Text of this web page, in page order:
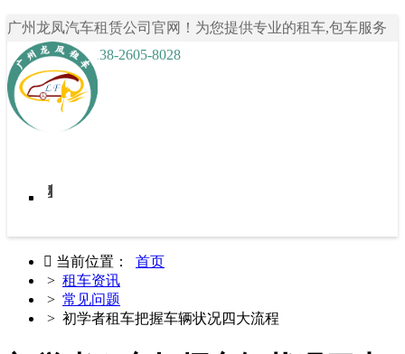
广州龙凤汽车租赁公司官网！为您提供专业的租车,包车服务
咨询热线： 138-2605-8028
首页
我要租车
租车案例
关于龙凤租车
租车资讯
联系我们
 当前位置： 首页
> 租车资讯
> 常见问题
> 初学者租车把握车辆状况四大流程